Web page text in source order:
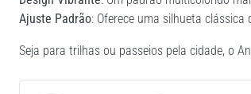
Ajuste Padrão: Oferece uma silhueta
Seja para trilhas ou passeios pela cidade, o